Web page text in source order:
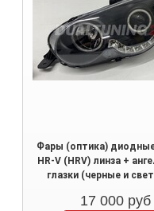
Фары (оптика)
HR-V (HRV) линза +
глазки (черные и
17 000 руб